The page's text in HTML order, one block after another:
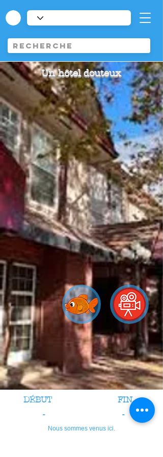
Un hôtel douteux
DÉBUT
-
FIN
-
Nous sommes venus ici.